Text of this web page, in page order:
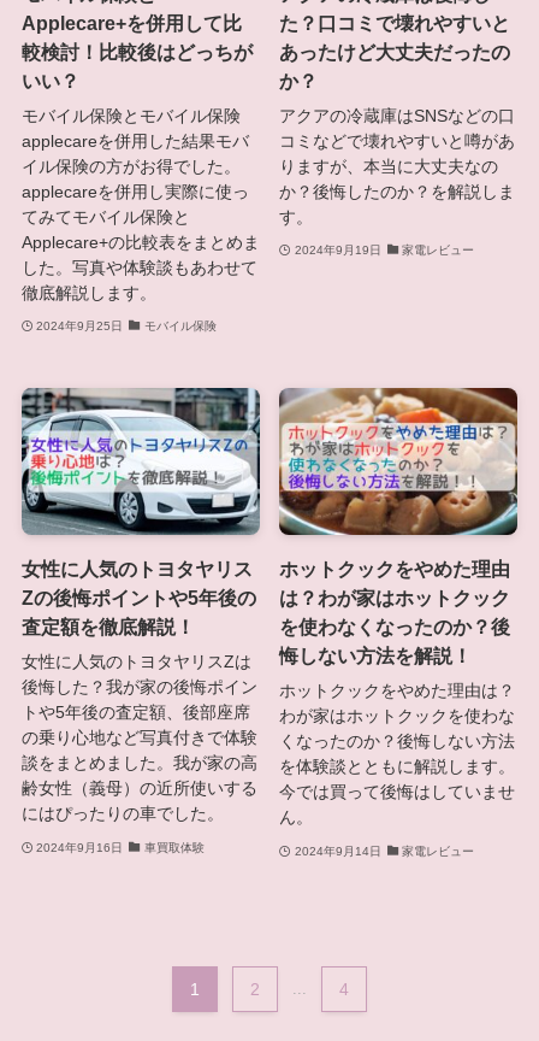
Applecare+を併用して比
較検討！比較後はどっちが
いい？
モバイル保険とモバイル保険
applecareを併用した結果モバ
イル保険の方がお得でした。
applecareを併用し実際に使っ
てみてモバイル保険と
Applecare+の比較表をまとめま
した。写真や体験談もあわせて
徹底解説します。
2024年9月25日 モバイル保険
た？口コミで壊れやすいと
あったけど大丈夫だったの
か？
アクアの冷蔵庫はSNSなどの口
コミなどで壊れやすいと噂があ
りますが、本当に大丈夫なの
か？後悔したのか？を解説しま
す。
2024年9月19日 家電レビュー
女性に人気のトヨタヤリス
Zの後悔ポイントや5年後の
査定額を徹底解説！
女性に人気のトヨタヤリスZは
後悔した？我が家の後悔ポイン
トや5年後の査定額、後部座席
の乗り心地など写真付きで体験
談をまとめました。我が家の高
齢女性（義母）の近所使いする
にはぴったりの車でした。
2024年9月16日 車買取体験
ホットクックをやめた理由
は？わが家はホットクック
を使わなくなったのか？後
悔しない方法を解説！
ホットクックをやめた理由は？
わが家はホットクックを使わな
くなったのか？後悔しない方法
を体験談とともに解説します。
今では買って後悔はしていませ
ん。
2024年9月14日 家電レビュー
1 2 ... 4